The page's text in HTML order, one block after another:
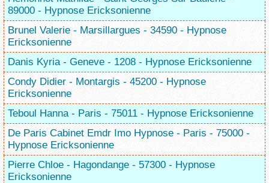
89000 - Hypnose Ericksonienne
Brunel Valerie - Marsillargues - 34590 - Hypnose
Ericksonienne
Danis Kyria - Geneve - 1208 - Hypnose Ericksonienne
Condy Didier - Montargis - 45200 - Hypnose
Ericksonienne
Teboul Hanna - Paris - 75011 - Hypnose Ericksonienne
De Paris Cabinet Emdr Imo Hypnose - Paris - 75000 -
Hypnose Ericksonienne
Pierre Chloe - Hagondange - 57300 - Hypnose
Ericksonienne